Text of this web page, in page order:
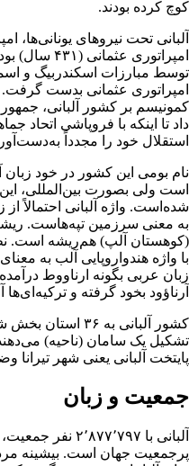
کوچ کرده بودند.
آلبانی تحت نیروهای یونانی‌ها،
توسط مبارزات اسکندربیگ و
کمونیسم بر کشور آلبانی،
استقلال خود را مجدداً
است ولی بصورت بین‌المللی، این
شده‌است. واژه آلبانی احتمالاً
به معنی سرزمین تپه‌هاست. ریشه
(کوهستان آلپ) هم‌ریشه‌ است. نظر
با واژه هندواروپایی آلب به
زبان عربی بگونه ارناووط
آرناؤود بخود گرفته و ترکیه‌ای‌ها
کشور آلبانی به
پایتخت آلبانی یعنی شهر تیرانا
جمعیت و زبان
آلبانی با
پرجمعیت جهان است. بیشینه مردم